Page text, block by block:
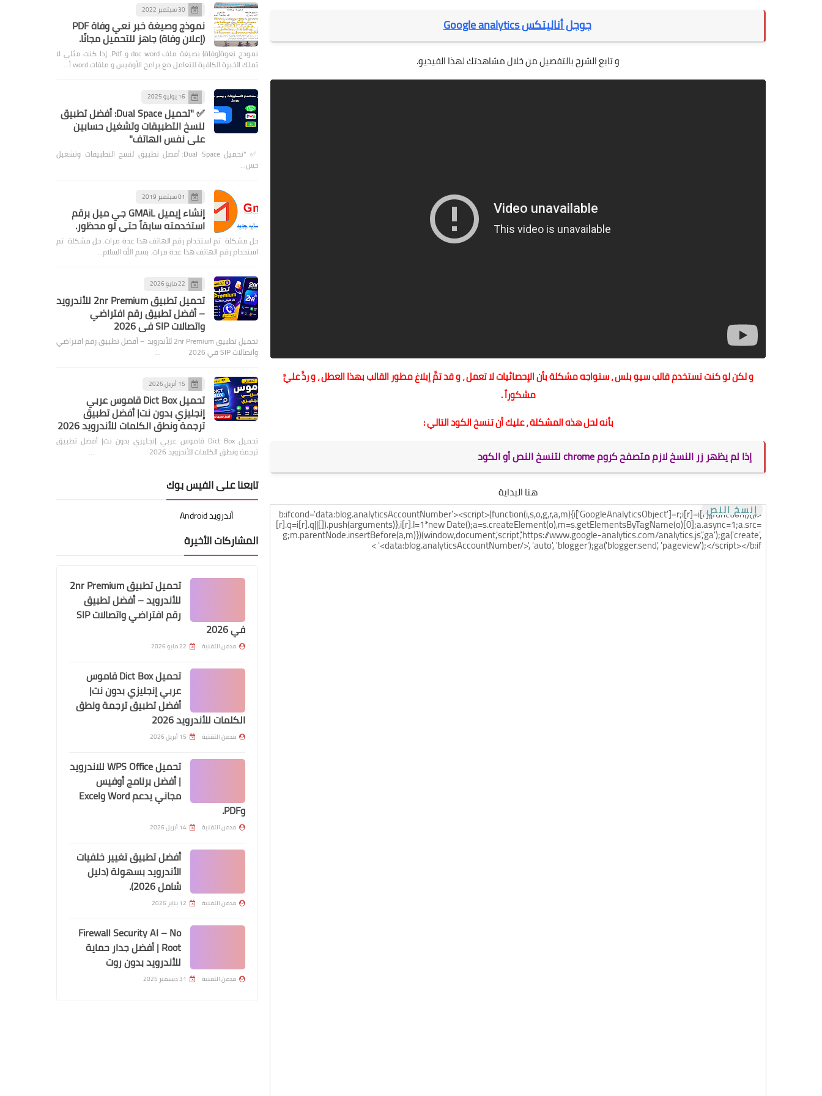
جوجل أناليتكس Google analytics
و تابع الشرح بالتفصيل من خلال مشاهدتك لهذا الفيديو.
و لكن لو كنت تستخدم قالب سيو بلس ، ستواجه مشكلة بأن الإحصائيات لا تعمل ، و قد تمَّ إبلاغ مطور القالب بهذا العطل ، و ردَّ عليَّ
مشكوراً .
بأنه لحل هذه المشكلة ، عليك أن تنسخ الكود التالي :
إذا لم يظهر زر النسخ لازم متصفح كروم chrome لتنسخ النص أو الكود
هنا البداية
إنسخ النص
30 سبتمبر 2022
نموذج وصيغة خبر نعي وفاة PDF
(إعلان وفاة) جاهز للتحميل مجانًا.
نموذج نعوة(وفاة) بصيغة ملف doc word و Pdf. إذا كنت مثلي لا
تملك الخبرة الكافية للتعامل مع برامج الأوفيس و ملفات word أ…
16 يوليو 2025
✅ "تحميل Dual Space: أفضل تطبيق
لنسخ التطبيقات وتشغيل حسابين
على نفس الهاتف"
✅ "تحميل Dual Space: أفضل تطبيق لنسخ التطبيقات وتشغيل
حس…
01 سبتمبر 2019
إنشاء إيميل GMAiL جي ميل برقم
استخدمته سابقاً حتى لو محظور.
حل مشكلة تم استخدام رقم الهاتف هذا عدة مرات. حل مشكلة تم
استخدام رقم الهاتف هذا عدة مرات. بسم الله السلام…
22 مايو 2026
تحميل تطبيق 2nr Premium للأندرويد
– أفضل تطبيق رقم افتراضي
واتصالات SIP في 2026
تحميل تطبيق 2nr Premium للأندرويد – أفضل تطبيق رقم افتراضي
واتصالات SIP في 2026 …
15 أبريل 2026
تحميل Dict Box قاموس عربي
إنجليزي بدون نت| أفضل تطبيق
ترجمة ونطق الكلمات للأندرويد 2026
تحميل Dict Box قاموس عربي إنجليزي بدون نت| أفضل تطبيق
ترجمة ونطق الكلمات للأندرويد 2026 …
تابعنا على الفيس بوك
المشاركات الأخيرة
تحميل تطبيق 2nr Premium
للأندرويد – أفضل تطبيق
رقم افتراضي واتصالات SIP
في 2026
مدمن التقنية 22 مايو 2026
تحميل Dict Box قاموس
عربي إنجليزي بدون نت|
أفضل تطبيق ترجمة ونطق
الكلمات للأندرويد 2026
مدمن التقنية 15 أبريل 2026
تحميل WPS Office للاندرويد
| أفضل برنامج أوفيس
مجاني يدعم Word وExcel
وPDF.
مدمن التقنية 14 أبريل 2026
أفضل تطبيق تغيير خلفيات
الأندرويد بسهولة (دليل
شامل 2026).
مدمن التقنية 12 يناير 2026
Firewall Security AI – No
Root | أفضل جدار حماية
للأندرويد بدون روت
مدمن التقنية 31 ديسمبر 2025